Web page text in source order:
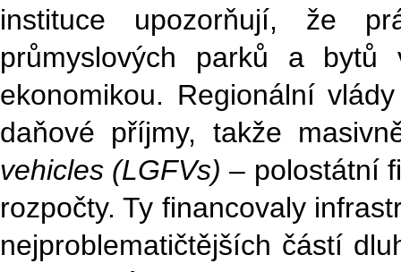
instituce upozorňují, že
průmyslových parků a
ekonomikou. Regionální
daňové příjmy, takže
vehicles (LGFVs) – polostátní
rozpočty. Ty financovaly
nejproblematičtějších částí